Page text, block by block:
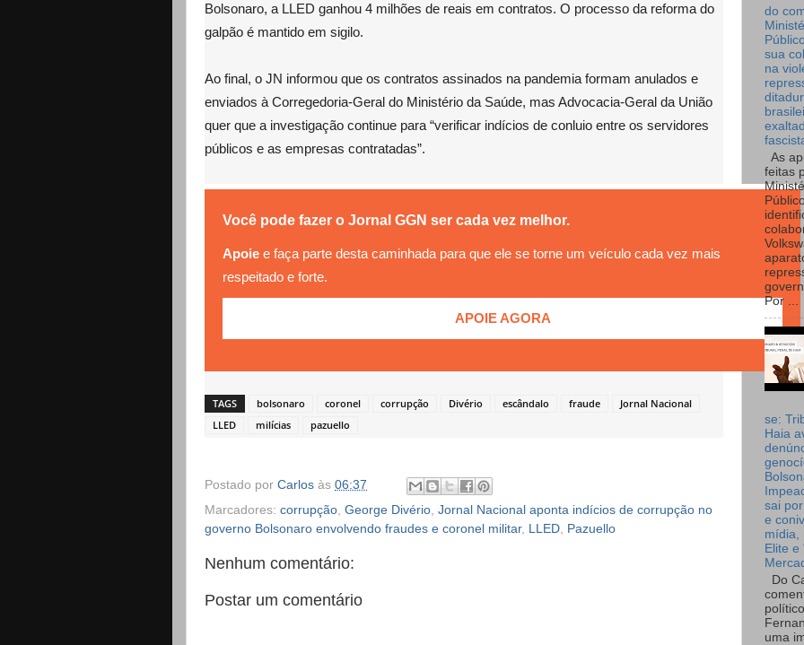
Bolsonaro, a LLED ganhou 4 milhões de reais em contratos. O processo da reforma do
galpão é mantido em sigilo.
Ao final, o JN informou que os contratos assinados na pandemia formam anulados e
enviados à Corregedoria-Geral do Ministério da Saúde, mas Advocacia-Geral da União
quer que a investigação continue para “verificar indícios de conluio entre os servidores
públicos e as empresas contratadas”.
Você pode fazer o Jornal GGN ser cada vez melhor.
Apoie e faça parte desta caminhada para que ele se torne um veículo cada vez mais
respeitado e forte.
APOIE AGORA
TAGS bolsonaro coronel corrupção Divério escândalo fraude
Jornal Nacional
LLED
milícias pazuello
Postado por Carlos às 06:37
Marcadores: corrupção George Divério Jornal Nacional aponta indícios de corrupção no
governo Bolsonaro envolvendo fraudes e coronel militar, LLED Pazuello
Nenhum comentário:
Postar um comentário
do
sua
na
As
feitas
Por ...
se:
Haia
sai
e
mídia,
Elite e
Do
uma